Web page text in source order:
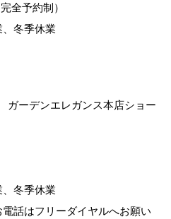
完全予約制）
、冬季休業
ーデンエレガンス本店ショー
、冬季休業
話はフリーダイヤルへお願い